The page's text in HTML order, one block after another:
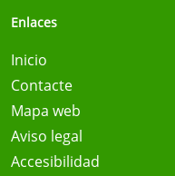
Enlaces
Inicio
Contacte
Mapa web
Aviso legal
Accesibilidad